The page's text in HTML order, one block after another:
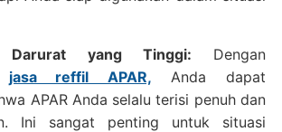
Darurat yang Tinggi: Dengan
jasa reffil APAR, Anda dapat
APAR Anda selalu terisi penuh dan
Ini sangat penting untuk situasi